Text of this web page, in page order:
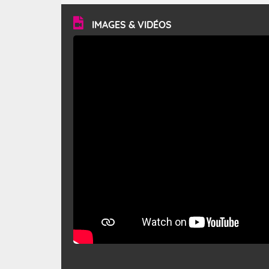
vitesse moyenne de 50 km/h et atteindre 80 à 100 km/h
en rafales, parfois davantage. Il parcourt la basse vallée
du Rhône et la Provence et envahit le littoral
méditerranéen à partir de la Camargue.
IMAGES & VIDÉOS